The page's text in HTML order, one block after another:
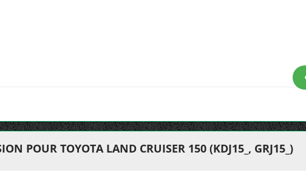
POUR TOYOTA LAND CRUISER 150 (KDJ15_, GRJ15_)